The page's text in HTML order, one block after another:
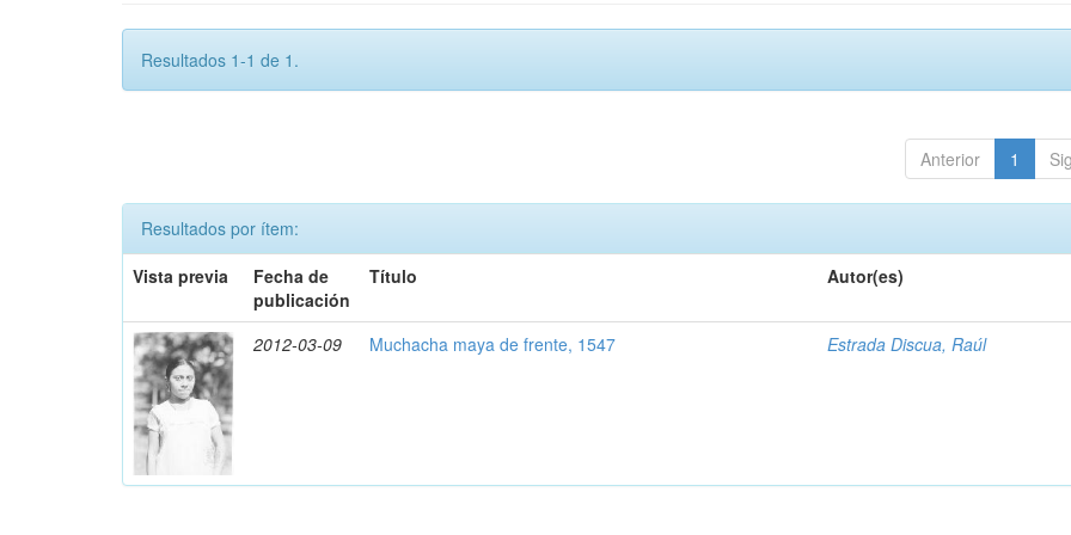
Resultados 1-1 de 1.
Anterior 1
Resultados por ítem:
Vista previa
Fecha de
publicación
Título Autor(es)
2012-03-09 Muchacha maya de frente, 1547 Estrada Discua, Raúl